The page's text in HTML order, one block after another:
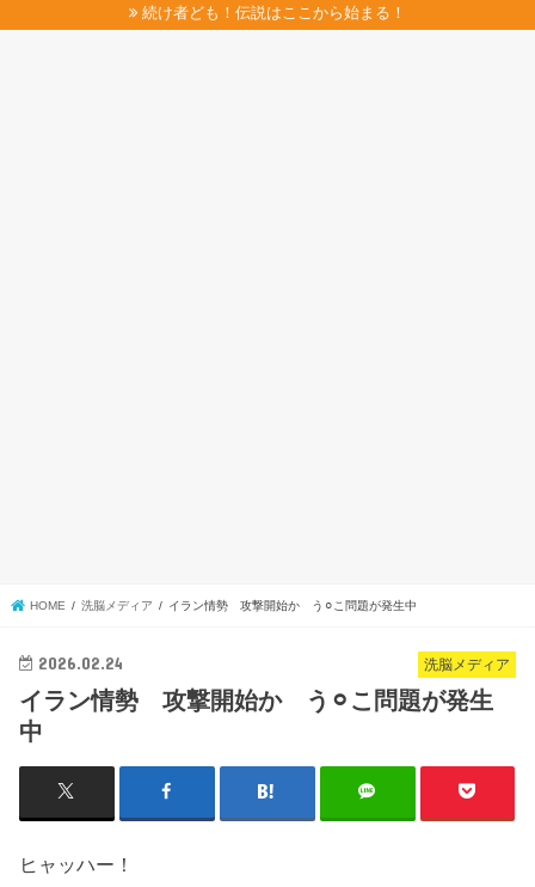
続け者ども！伝説はここから始まる！
HOME 洗脳メディア イラン情勢 攻撃開始か う⚪︎こ問題が発生中
洗脳メディア
2026.02.24
イラン情勢 攻撃開始か う⚪︎こ問題が発生
中
ヒャッハー！